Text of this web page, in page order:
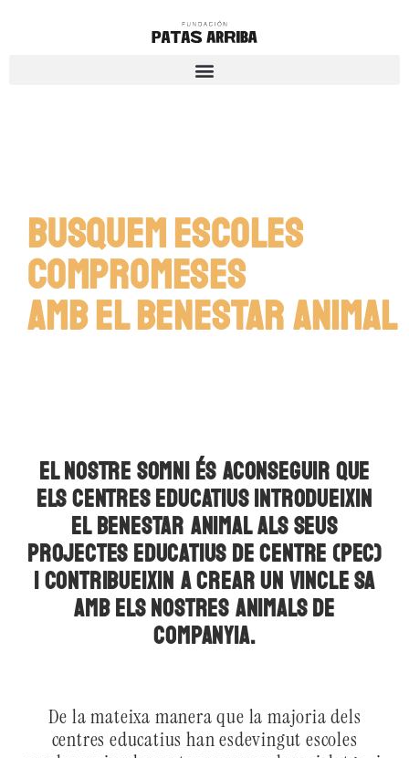
Busquem escoles
compromeses
amb el benestar animal
El nostre somni és aconseguir que
els centres educatius introdueixin
el benestar animal als seus
Projectes Educatius de Centre (PEC)
i contribueixin a crear un vincle sa
amb els nostres animals de
companyia.
De la mateixa manera que la majoria dels
centres educatius han esdevingut escoles